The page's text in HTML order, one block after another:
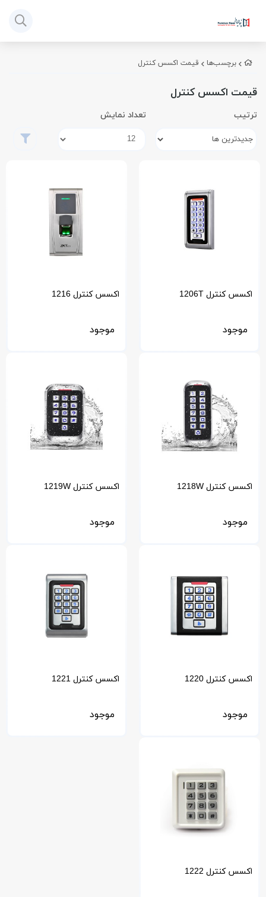
برچسب‌ها قیمت اکسس کنترل
قیمت اکسس کنترل
ترتیب تعداد نمایش
اکسس کنترل 1206T
موجود
اکسس کنترل 1216
موجود
اکسس کنترل 1218W
موجود
اکسس کنترل 1219W
موجود
اکسس کنترل 1220
موجود
اکسس کنترل 1221
موجود
اکسس کنترل 1222